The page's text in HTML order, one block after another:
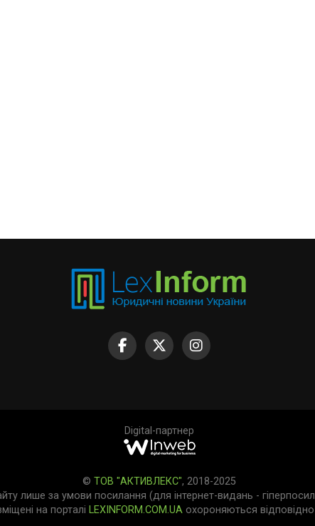
Digital-партнер
© ТОВ "АКТИВЛЕКС", 2018-2025
лише за умови посилання (для інтернет-видань -
на порталі LEXINFORM.COM.UA охороняються